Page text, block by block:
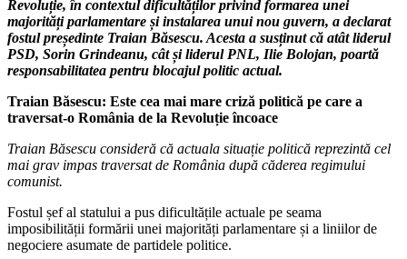
Revoluție, în contextul dificultăților privind formarea unei
majorități parlamentare și instalarea unui nou guvern, a declarat
fostul președinte Traian Băsescu. Acesta a susținut că atât liderul
PSD, Sorin Grindeanu, cât și liderul PNL, Ilie Bolojan, poartă
responsabilitatea pentru blocajul politic actual.
Traian Băsescu: Este cea mai mare criză politică pe care a
traversat-o România de la Revoluție încoace
Traian Băsescu consideră că actuala situație politică reprezintă cel
mai grav impas traversat de România după căderea regimului
comunist.
Fostul șef al statului a pus dificultățile actuale pe seama
imposibilității formării unei majorități parlamentare și a liniilor de
negociere asumate de partidele politice.